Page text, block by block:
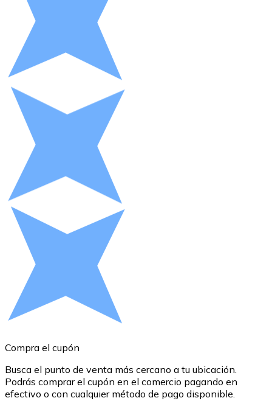
XRP
Efectivo
Compra criptomonedas con efectivo en tu tienda más
Comprar con efectivo
Añade fondos a tu cuenta Bitnovo o realiza compras
Comprar con Transferencia
Tarjeta de crédito / débito
Utiliza tarjetas Visa y Mastercard para comprar
Comprar con tarjeta
Compra tarjetas regalo de tus marcas favoritas con
Compra el cupón
Busca el punto de venta más cercano a tu ubicación.
Podrás comprar el cupón en el comercio pagando en
efectivo o con cualquier método de pago disponible.